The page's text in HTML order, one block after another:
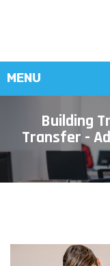
Building
Transfer -